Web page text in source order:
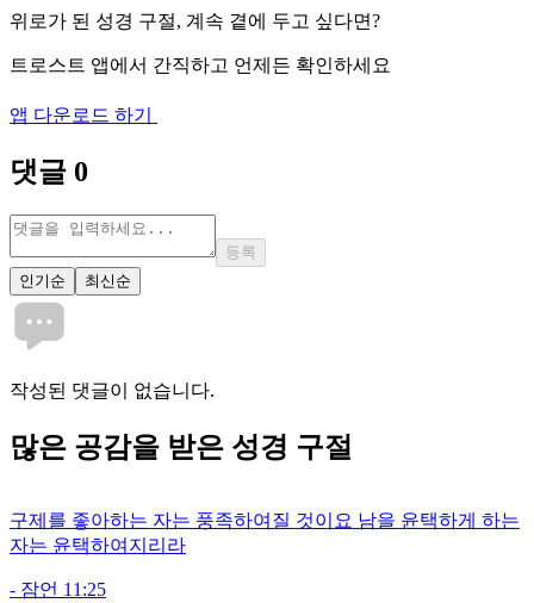
위로가 된 성경 구절, 계속 곁에 두고 싶다면?
트로스트 앱에서 간직하고 언제든 확인하세요
앱 다운로드 하기
댓글 0
등록
인기순
최신순
작성된 댓글이 없습니다.
많은 공감을 받은 성경 구절
구제를 좋아하는 자는 풍족하여질 것이요 남을 윤택하게 하는
자는 윤택하여지리라
- 잠언 11:25